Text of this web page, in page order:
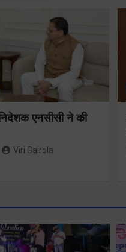
एनसीसी ने की
Viri Gairola